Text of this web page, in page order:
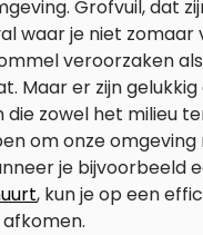
Grofvuil, dat
waar je niet zomaar
veroorzaken
Maar er zijn
die zowel het milieu
om onze
je bijvoorbeeld
, kun je op een